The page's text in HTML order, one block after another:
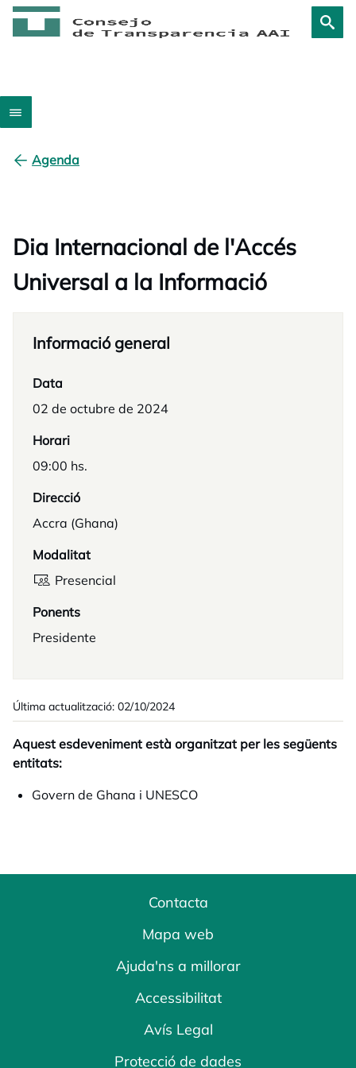
Agenda
Dia Internacional de l'Accés
Universal a la Informació
Informació general
Data
02 de octubre de 2024
Horari
09:00 hs.
Direcció
Accra (Ghana)
Modalitat
Presencial
Ponents
Presidente
Última actualització: 02/10/2024
Aquest esdeveniment està organitzat per les següents
entitats:
Govern de Ghana i UNESCO
Contacta
Mapa web
Ajuda'ns a millorar
Accessibilitat
Avís Legal
Protecció de dades